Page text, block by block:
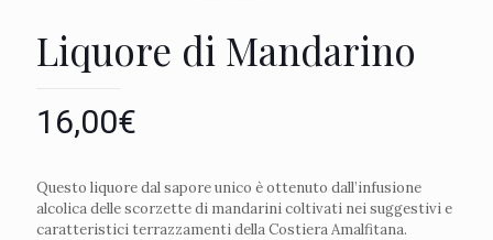
Liquore di Mandarino
16,00€
Questo liquore dal sapore unico è ottenuto dall’infusione
alcolica delle scorzette di mandarini coltivati nei suggestivi e
caratteristici terrazzamenti della Costiera Amalfitana.